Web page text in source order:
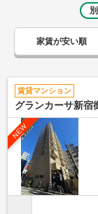
家賃が安い順
賃貸マンション
グランカーサ新宿
NEW